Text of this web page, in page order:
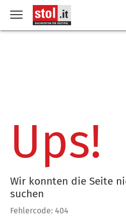
Ups!
Wir konnten die Seite
suchen
Fehlercode: 404